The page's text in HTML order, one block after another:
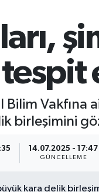
Bilim
birleşimini
14.07.2025 - 17:47
GÜNCELLEME